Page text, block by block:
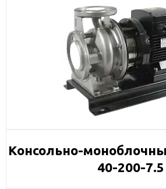
Консольно-
40-200-7.5